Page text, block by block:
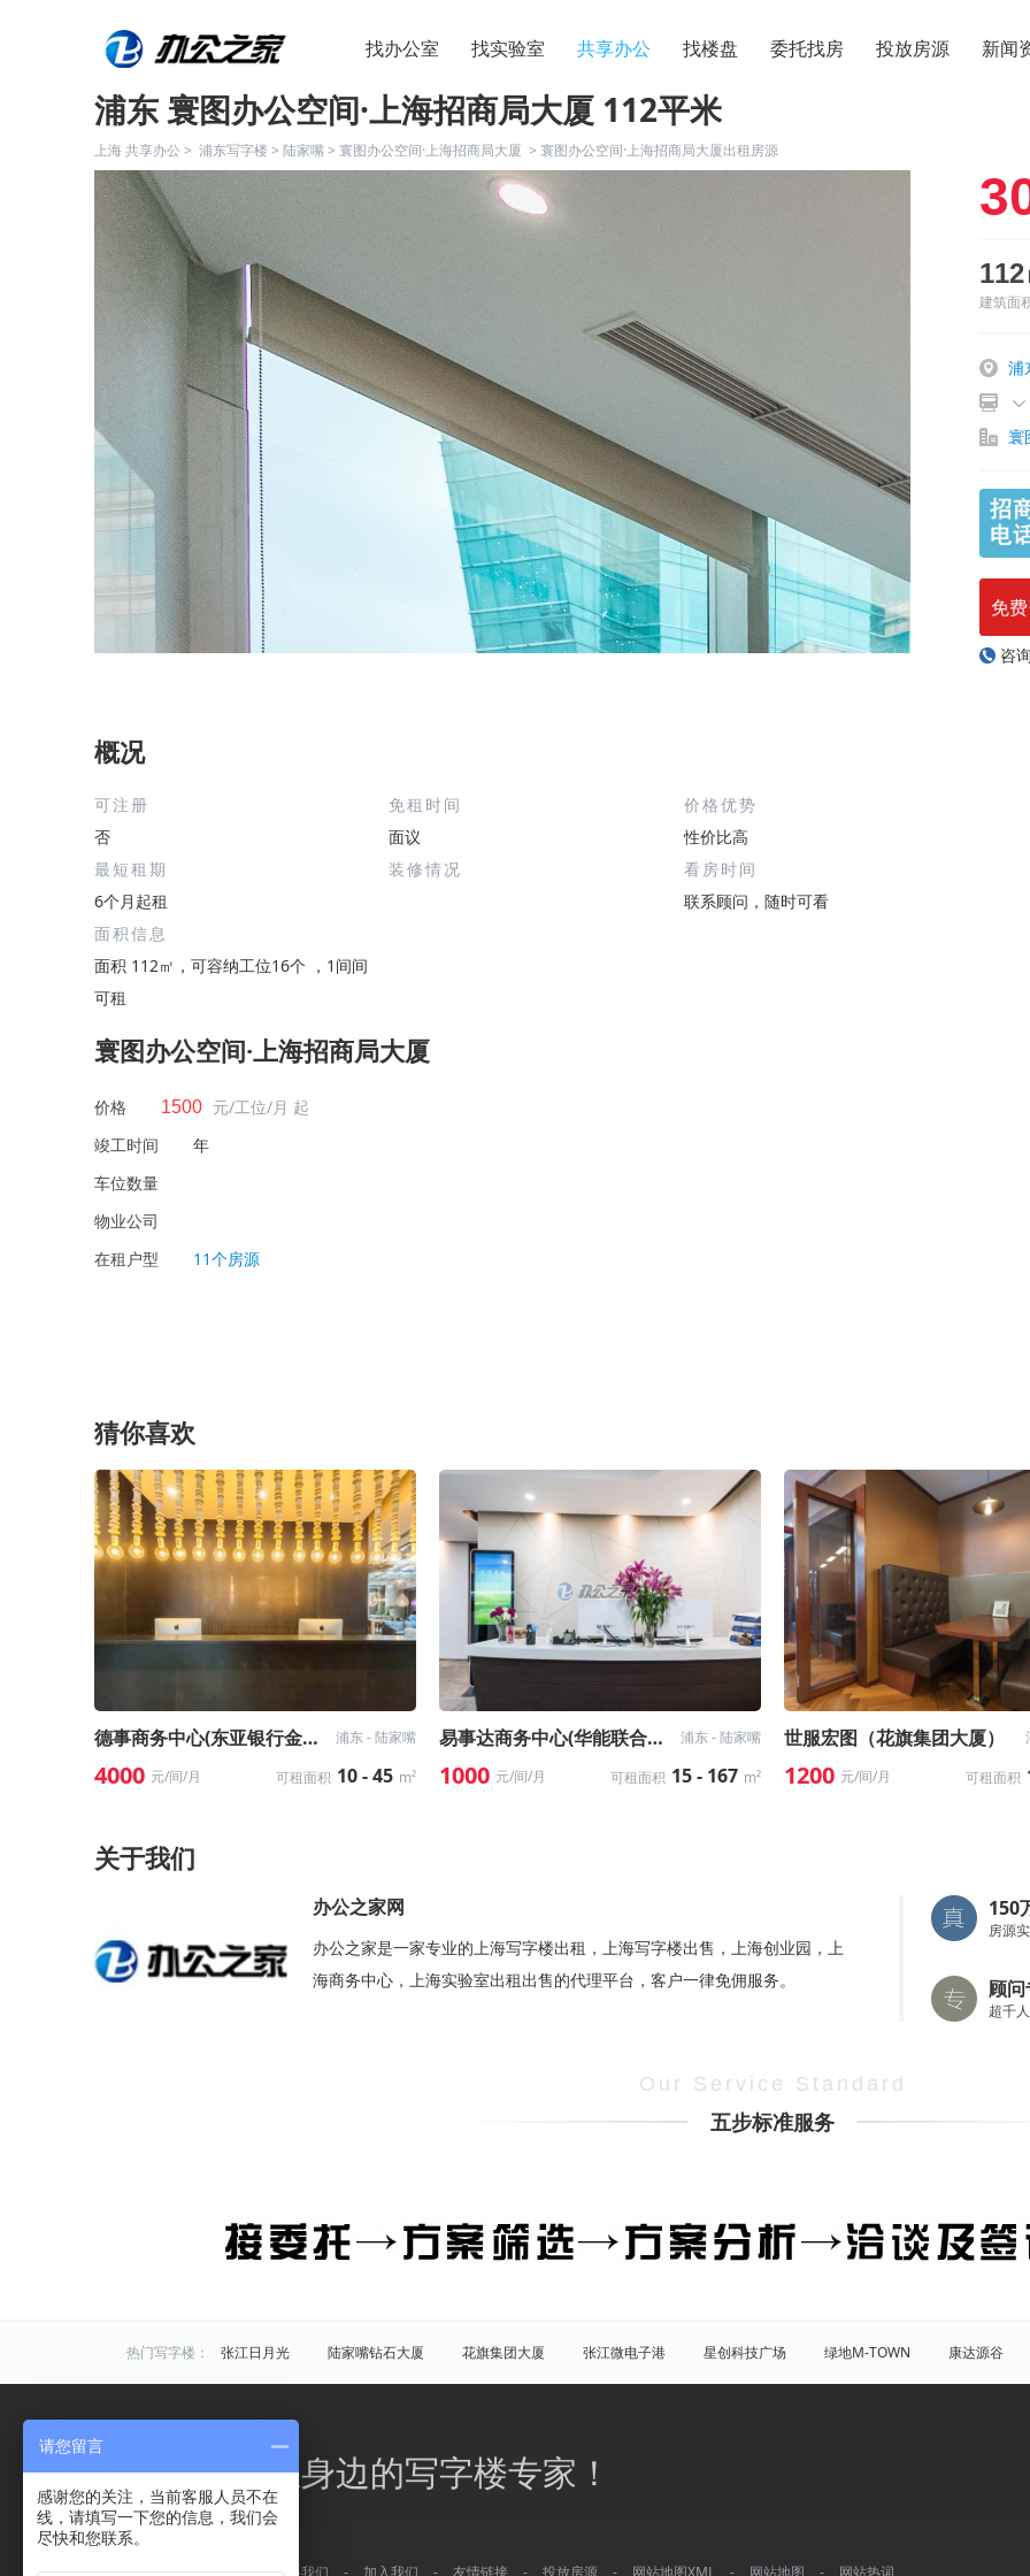
找办公室 找实验室 共享办公 找楼盘 委托找房 投放房源 新闻
浦东 寰图办公空间·上海招商局大厦 112平米
上海 共享办公 > 浦东写字楼 > 陆家嘴> 寰图办公空间·上海招商局大厦 > 寰图办公空间·上海招商局大厦出租房源
建筑面
浦
寰
免
咨
概况
可注册
否
免租时间
面议
价格优势
性价比高
最短租期
6个月起租
装修情况
看房时间
联系顾问，随时可看
面积信息
面积 112㎡，可容纳工位16个 ，1间间
可租
寰图办公空间·上海招商局大厦
价格 1500 元/工位/月 起
竣工时间
年
车位数量
物业公司
在租户型
11个房源
猜你喜欢
德事商务中心(东亚银行金融大厦) 浦东 - 陆家嘴
4000 元/间/月 可租面积 10 - 45 m²
易事达商务中心(华能联合大厦) 浦东 - 陆家嘴
1000 元/间/月 可租面积 15 - 167 m²
世服宏图（花旗集团大厦）
1200 元/间/月 可租面积
关于我们
办公之家网
办公之家是一家专业的上海写字楼出租，上海写字楼出售，上海创业园，上
海商务中心，上海实验室出租出售的代理平台，客户一律免佣服务。
150
房源
顾
超千
Our Service Standard
五步标准服务
热门写字楼： 张江日月光 陆家嘴钻石大厦 花旗集团大厦 张江微电子港 星创科技广场 绿地M-TOWN
康达源谷
炬芯研发大楼
佑越国际 张江海趣园 盛大天地源创谷 豪威科技园（张江乐业天地） 张江海豚湾
原
黄浦 徐汇 长宁 静安 普陀
商圈写字楼： 曹杨路 金山 陆家嘴 静安寺 八佰伴
曹家渡
办公之家，您身边的写字楼专家！
关于我们 - 常见问题 - 联系我们 - 加入我们 - 友情链接 - 投放房源 - 网站地图XML - 网站地图 - 网站热词
请您留言
感谢您的关注，当前客服人员不在
线，请填写一下您的信息，我们会
尽快和您联系。